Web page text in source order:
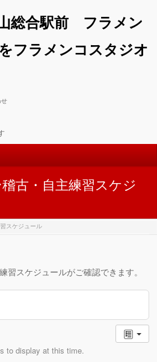
総合駅前 フラメン
フラメンコスタジオ
せ
古・自主練習スケジ
スケジュール
習スケジュールがご確認できます。
to display at this time.